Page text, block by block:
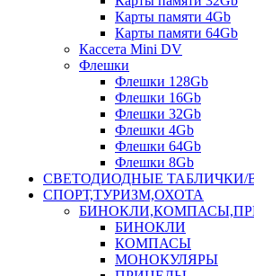
Карты памяти 4Gb
Карты памяти 64Gb
Кассета Mini DV
Флешки
Флешки 128Gb
Флешки 16Gb
Флешки 32Gb
Флешки 4Gb
Флешки 64Gb
Флешки 8Gb
СВЕТОДИОДНЫЕ ТАБЛИЧКИ/
СПОРТ,ТУРИЗМ,ОХОТА
БИНОКЛИ
КОМПАСЫ
МОНОКУЛЯРЫ